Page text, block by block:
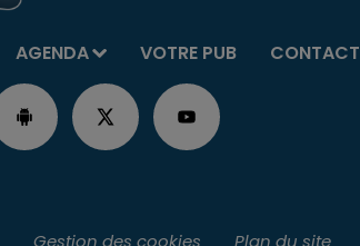
AGENDA VOTRE PUB CONTACT